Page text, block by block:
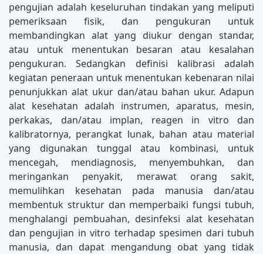
pengujian adalah keseluruhan tindakan yang meliputi
pemeriksaan fisik, dan pengukuran untuk
membandingkan alat yang diukur dengan standar,
atau untuk menentukan besaran atau kesalahan
pengukuran. Sedangkan definisi kalibrasi adalah
kegiatan peneraan untuk menentukan kebenaran nilai
penunjukkan alat ukur dan/atau bahan ukur. Adapun
alat kesehatan adalah instrumen, aparatus, mesin,
perkakas, dan/atau implan, reagen in vitro dan
kalibratornya, perangkat lunak, bahan atau material
yang digunakan tunggal atau kombinasi, untuk
mencegah, mendiagnosis, menyembuhkan, dan
meringankan penyakit, merawat orang sakit,
memulihkan kesehatan pada manusia dan/atau
membentuk struktur dan memperbaiki fungsi tubuh,
menghalangi pembuahan, desinfeksi alat kesehatan
dan pengujian in vitro terhadap spesimen dari tubuh
manusia, dan dapat mengandung obat yang tidak